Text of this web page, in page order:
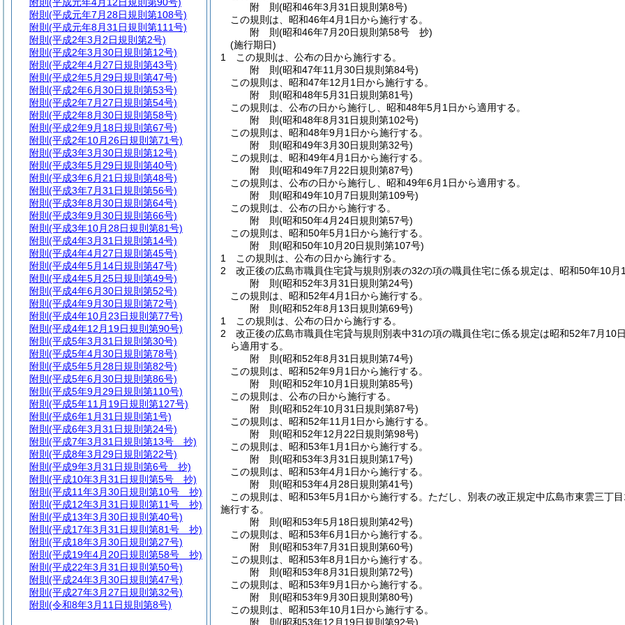
附 則(昭和46年3月31日規則第8号)
この規則は、昭和46年4月1日から施行する。
附 則(昭和46年7月20日規則第58号 抄)
(施行期日)
1
この規則は、公布の日から施行する。
附 則(昭和47年11月30日規則第84号)
この規則は、昭和47年12月1日から施行する。
附 則(昭和48年5月31日規則第81号)
この規則は、公布の日から施行し、昭和48年5月1日から適用する。
附 則(昭和48年8月31日規則第102号)
この規則は、昭和48年9月1日から施行する。
附 則(昭和49年3月30日規則第32号)
この規則は、昭和49年4月1日から施行する。
附 則(昭和49年7月22日規則第87号)
この規則は、公布の日から施行し、昭和49年6月1日から適用する。
附 則(昭和49年10月7日規則第109号)
この規則は、公布の日から施行する。
附 則(昭和50年4月24日規則第57号)
この規則は、昭和50年5月1日から施行する。
附 則(昭和50年10月20日規則第107号)
1
この規則は、公布の日から施行する。
2
改正後の広島市職員住宅貸与規則別表の32の項の職員住宅に係る規定は、昭和50年10月
附 則(昭和52年3月31日規則第24号)
この規則は、昭和52年4月1日から施行する。
附 則(昭和52年8月13日規則第69号)
1
この規則は、公布の日から施行する。
2
改正後の広島市職員住宅貸与規則別表中31の項の職員住宅に係る規定は昭和52年7月
ら適用する。
附 則(昭和52年8月31日規則第74号)
この規則は、昭和52年9月1日から施行する。
附 則(昭和52年10月1日規則第85号)
この規則は、公布の日から施行する。
附 則(昭和52年10月31日規則第87号)
この規則は、昭和52年11月1日から施行する。
附 則(昭和52年12月22日規則第98号)
この規則は、昭和53年1月1日から施行する。
附 則(昭和53年3月31日規則第17号)
この規則は、昭和53年4月1日から施行する。
附 則(昭和53年4月28日規則第41号)
この規則は、昭和53年5月1日から施行する。 ただし、別表の改正規定中広島市東雲三丁
施行する。
附 則(昭和53年5月18日規則第42号)
この規則は、昭和53年6月1日から施行する。
附 則(昭和53年7月31日規則第60号)
この規則は、昭和53年8月1日から施行する。
附 則(昭和53年8月31日規則第72号)
この規則は、昭和53年9月1日から施行する。
附 則(昭和53年9月30日規則第80号)
この規則は、昭和53年10月1日から施行する。
附 則(昭和53年12月19日規則第92号)
附則 (平成元年7月28日規則第108号)
附則 (平成元年8月31日規則第111号)
附則 (平成2年3月2日規則第2号)
附則 (平成2年3月30日規則第12号)
附則 (平成2年4月27日規則第43号)
附則 (平成2年5月29日規則第47号)
附則 (平成2年6月30日規則第53号)
附則 (平成2年7月27日規則第54号)
附則 (平成2年8月30日規則第58号)
附則 (平成2年9月18日規則第67号)
附則 (平成2年10月26日規則第71号)
附則 (平成3年3月30日規則第12号)
附則 (平成3年5月29日規則第40号)
附則 (平成3年6月21日規則第48号)
附則 (平成3年7月31日規則第56号)
附則 (平成3年8月30日規則第64号)
附則 (平成3年9月30日規則第66号)
附則 (平成3年10月28日規則第81号)
附則 (平成4年3月31日規則第14号)
附則 (平成4年4月27日規則第45号)
附則 (平成4年5月14日規則第47号)
附則 (平成4年5月25日規則第49号)
附則 (平成4年6月30日規則第52号)
附則 (平成4年9月30日規則第72号)
附則 (平成4年10月23日規則第77号)
附則 (平成4年12月19日規則第90号)
附則 (平成5年3月31日規則第30号)
附則 (平成5年4月30日規則第78号)
附則 (平成5年5月28日規則第82号)
附則 (平成5年6月30日規則第86号)
附則 (平成5年9月29日規則第110号)
附則 (平成5年11月19日規則第127号)
附則 (平成6年1月31日規則第1号)
附則 (平成6年3月31日規則第24号)
附則 (平成7年3月31日規則第13号 抄)
附則 (平成8年3月29日規則第22号)
附則 (平成9年3月31日規則第6号 抄)
附則 (平成10年3月31日規則第5号 抄)
附則 (平成11年3月30日規則第10号 抄)
附則 (平成12年3月31日規則第11号 抄)
附則 (平成13年3月30日規則第40号)
附則 (平成17年3月31日規則第81号 抄)
附則 (平成18年3月30日規則第27号)
附則 (平成19年4月20日規則第58号 抄)
附則 (平成22年3月31日規則第50号)
附則 (平成24年3月30日規則第47号)
附則 (平成27年3月27日規則第32号)
附則 (令和8年3月11日規則第8号)